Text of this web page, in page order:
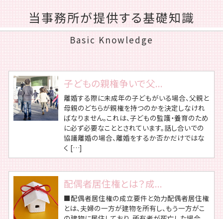
当事務所が提供する基礎知識
Basic Knowledge
子どもの親権争いで父...
離婚する際に未成年の子どもがいる場合、父親と
母親のどちらが親権を持つのかを決定しなけれ
ばなりません。これは、子どもの監護・養育のため
に必ず必要なこととされています。話し合いでの
協議離婚の場合、離婚をするか否かだけではな
く […]
配偶者居住権とは？成...
■配偶者居住権の成立要件と効力配偶者居住権
とは、夫婦の一方が建物を所有し、もう一方がこ